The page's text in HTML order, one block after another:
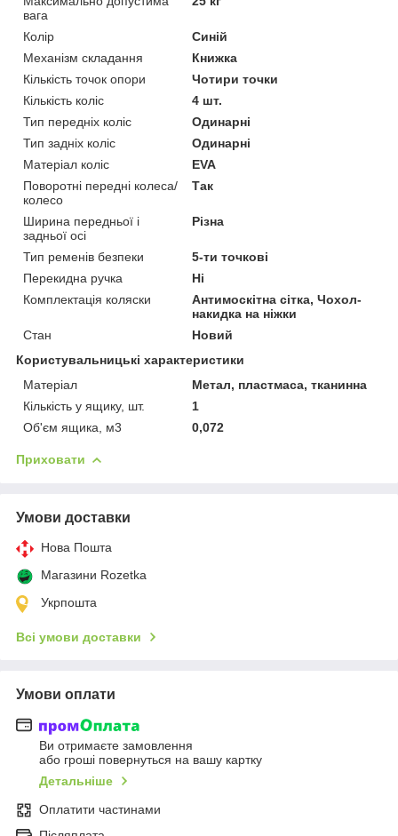
вага
Колір
Синій
Механізм складання
Книжка
Кількість точок опори
Чотири точки
Кількість коліс
4 шт.
Тип передніх коліс
Одинарні
Тип задніх коліс
Одинарні
Матеріал коліс
EVA
Поворотні передні колеса/
колесо
Так
Ширина передньої і
задньої осі
Різна
Тип ременів безпеки
5-ти точкові
Перекидна ручка
Ні
Комплектація коляски
Антимоскітна сітка, Чохол-
накидка на ніжки
Стан
Новий
Користувальницькі характеристики
Матеріал
Метал, пластмаса, тканинна
Кількість у ящику, шт.
1
Об'єм ящика, м3
0,072
Приховати
Умови доставки
Нова Пошта
Магазини Rozetka
Укрпошта
Всі умови доставки
Умови оплати
Ви отримаєте замовлення
або гроші повернуться на вашу картку
Детальніше
Оплатити частинами